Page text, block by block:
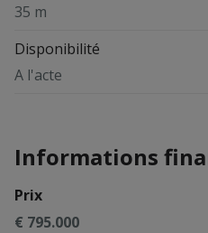
35 m
Disponibilité
A l'acte
Informations
Prix
€ 795.000